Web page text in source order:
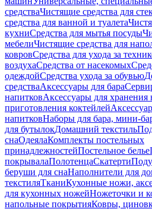
средстваЧистящие средства для
средства для ванной и туалета
кухниСредства для мытья посуды
мебелиЧистящие средства для
ковровСредства для ухода за
воздухаСредства от насекомых
одеждойСредства ухода за обувью
средстваАксессуары для бара
напитковАксессуары для хранения
приготовления коктейлей
напитковНаборы для бара, мини-
для бутылокДомашний текстиль
снаОдеялаКомплекты постельных
принадлежностейПостельное белье
покрывалаПолотенцаСкатерти
беруши для снаНаполнители для
текстиляТканиКухонные ножи,
для кухонных ножейНожеточки и
напольные покрытияКовры,